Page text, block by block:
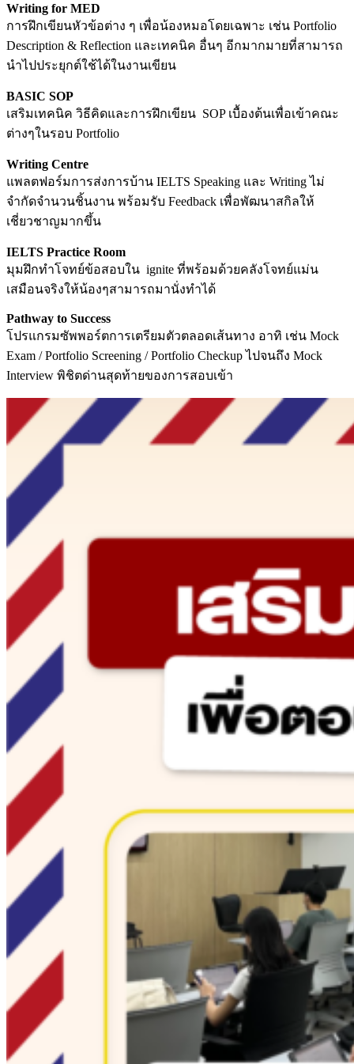
Writing for MED
การฝึกเขียนหัวข้อต่าง ๆ เพื่อน้องหมอโดยเฉพาะ เช่น Portfolio
Description & Reflection และเทคนิค อื่นๆ อีกมากมายที่สามารถ
นำไปประยุกต์ใช้ได้ในงานเขียน
BASIC SOP
เสริมเทคนิค วิธีคิดและการฝึกเขียน SOP เบื้องต้นเพื่อเข้าคณะ
ต่างๆในรอบ Portfolio
Writing Centre
แพลตฟอร์มการส่งการบ้าน IELTS Speaking และ Writing ไม่
จำกัดจำนวนชิ้นงาน พร้อมรับ Feedback เพื่อพัฒนาสกิลให้
เชี่ยวชาญมากขึ้น
IELTS Practice Room
มุมฝึกทำโจทย์ข้อสอบใน ignite ที่พร้อมด้วยคลังโจทย์แม่น
เสมือนจริงให้น้องๆสามารถมานั่งทำได้
Pathway to Success
โปรแกรมซัพพอร์ตการเตรียมตัวตลอดเส้นทาง อาทิ เช่น Mock
Exam / Portfolio Screening / Portfolio Checkup ไปจนถึง Mock
Interview พิชิตด่านสุดท้ายของการสอบเข้า